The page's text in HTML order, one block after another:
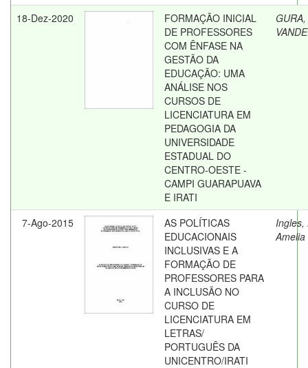
18-Dez-2020
FORMAÇÃO INICIAL
DE PROFESSORES
COM ÊNFASE NA
GESTÃO DA
EDUCAÇÃO: UMA
ANÁLISE NOS
CURSOS DE
LICENCIATURA EM
PEDAGOGIA DA
UNIVERSIDADE
ESTADUAL DO
CENTRO-OESTE -
CAMPI GUARAPUAVA
E IRATI
GURA,
7-Ago-2015
AS POLÍTICAS
EDUCACIONAIS
INCLUSIVAS E A
FORMAÇÃO DE
PROFESSORES PARA
A INCLUSÃO NO
CURSO DE
LICENCIATURA EM
LETRAS/
PORTUGUÊS DA
UNICENTRO/IRATI
Ingles,
Amelia